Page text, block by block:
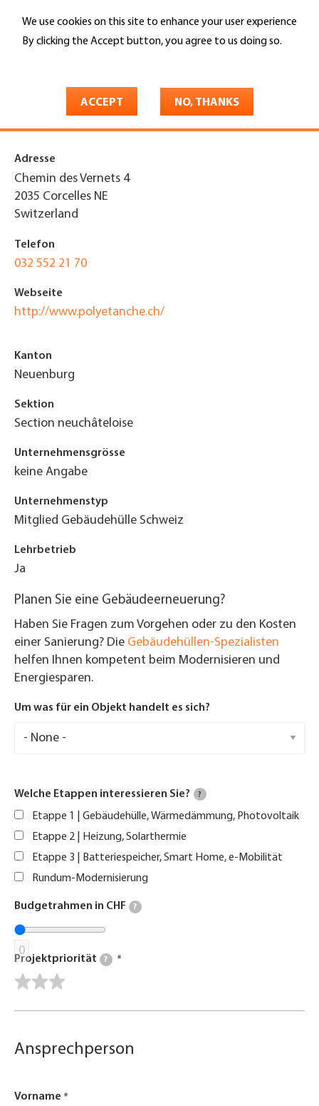
We use cookies on this site to enhance your user experience
By clicking the Accept button, you agree to us doing so.
ACCEPT NO, THANKS
main
Search
Polyétanche SA
Adresse
Chemin des Vernets 4
2035 Corcelles NE
Switzerland
Telefon
032 552 21 70
Webseite
http://www.polyetanche.ch/
Kanton
Neuenburg
Sektion
Section neuchâteloise
Unternehmensgrösse
keine Angabe
Unternehmenstyp
Mitglied Gebäudehülle Schweiz
Lehrbetrieb
Ja
Planen Sie eine Gebäudeerneuerung?
Haben Sie Fragen zum Vorgehen oder zu den Kosten
einer Sanierung? Die Gebäudehüllen-Spezialisten
helfen Ihnen kompetent beim Modernisieren und
Energiesparen.
Um was für ein Objekt handelt es sich?
Welche Etappen interessieren Sie? ?
Etappe 1 | Gebäudehülle, Wärmedämmung, Photovoltaik
Etappe 2 | Heizung, Solarthermie
Etappe 3 | Batteriespeicher, Smart Home, e-Mobilität
Rundum-Modernisierung
Budgetrahmen in CHF ?
0
Projektpriorität ?
Ansprechperson
Vorname